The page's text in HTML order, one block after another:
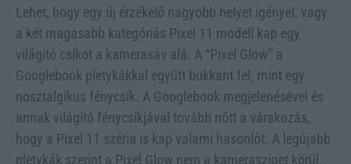
Lehet, hogy egy új érzékelő nagyobb helyet igényel, vagy
a két magasabb kategóriás Pixel 11 modell kap egy
világító csíkot a kamerasáv alá. A “Pixel Glow” a
Googlebook pletykákkal együtt bukkant fel, mint egy
nosztalgikus fénycsík. A Googlebook megjelenésével és
annak világító fénycsíkjával tovább nőtt a várakozás,
hogy a Pixel 11 széria is kap valami hasonlót. A legújabb
pletykák szerint a Pixel Glow nem a kamerasziget körül,